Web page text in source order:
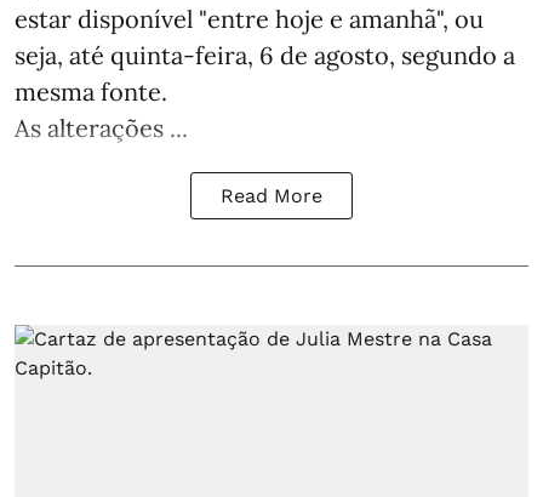
estar disponível "entre hoje e amanhã", ou
seja, até quinta-feira, 6 de agosto, segundo a
mesma fonte.
As alterações ...
Read More